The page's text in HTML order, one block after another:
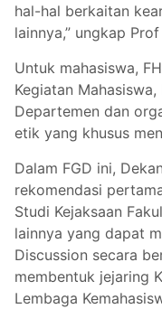
hal-hal berkaitan
lainnya,” ungkap
Untuk mahasiswa,
Kegiatan
Departemen dan
etik yang khusus
Dalam FGD ini,
rekomendasi
Studi Kejaksaan
lainnya yang dapat
Discussion secara
membentuk jejaring
Lembaga